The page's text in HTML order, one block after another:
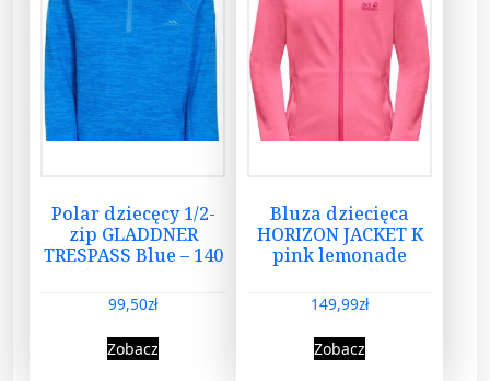
Polar dziecęcy 1/2-
zip GLADDNER
TRESPASS Blue – 140
99,50zł
Zobacz
Bluza dziecięca
HORIZON JACKET K
pink lemonade
149,99zł
Zobacz